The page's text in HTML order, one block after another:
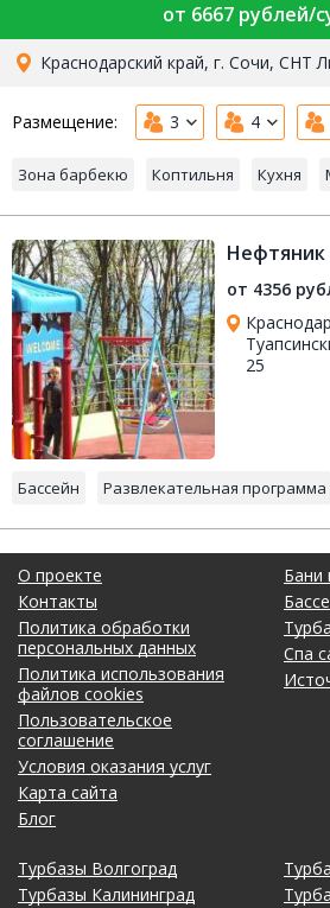
от 6667 рублей/
Краснодарский край, г. Сочи, СНТ
Размещение: 3 4
Зона барбекю Коптильня Кухня
Нефтяник
от 4356
25
Бассейн Развлекательная программа
О проекте
Контакты
Политика обработки
персональных данных
Политика использования
файлов cookies
Пользовательское
соглашение
Условия оказания услуг
Карта сайта
Блог
Бани
Спа
Турбазы Волгоград
Турбазы Калининград